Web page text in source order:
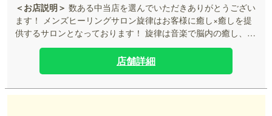
＜お店説明＞ 数ある中当店を選んでいただきありがとうござい
ます！ メンズヒーリングサロン旋律はお客様に癒し×癒しを提
供するサロンとなっております！ 旋律は音楽で脳内の癒し、マ
ッサージで体の癒し まるでお客様自身が楽器であり、楽譜かの
ように癒しを奏でてもらえる場所となっております！ お客様自
身の演奏を是非、旋律のエステティシャンで奏でてみません
音楽とマッサージを一体化させたメンズヒーリングサロンをご
店舗詳細